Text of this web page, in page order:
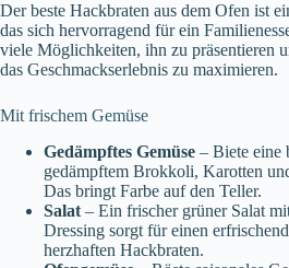
Der beste Hackbraten aus dem Ofen ist
das sich hervorragend für ein
viele Möglichkeiten, ihn zu präsentieren
das Geschmackserlebnis zu maximieren.
Mit frischem Gemüse
Gedämpftes Gemüse – Biete eine
gedämpftem Brokkoli, Karotten
Das bringt Farbe auf den Teller.
Salat – Ein frischer grüner Salat
Dressing sorgt für einen
herzhaften Hackbraten.